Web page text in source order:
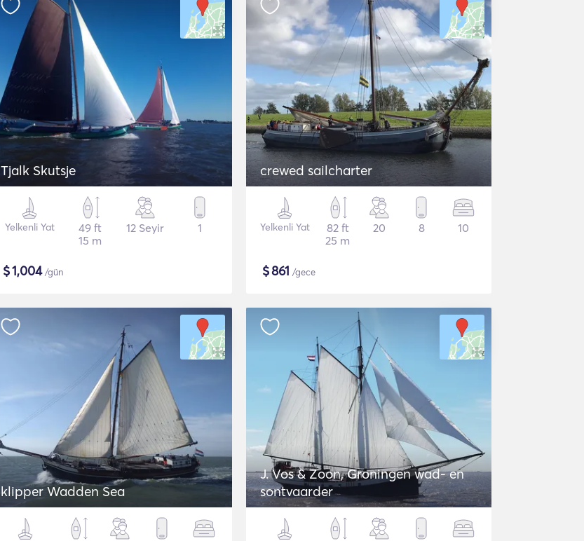
Tjalk Skutsje
Yelkenli Yat
49 ft
15 m
12 Seyir 1
$1,004/gün
crewed sailcharter
Yelkenli Yat
82 ft
25 m
20 8 10
$861 /gece
klipper Wadden Sea
J. Vos & Zoon, Groningen wad- en
sontvaarder